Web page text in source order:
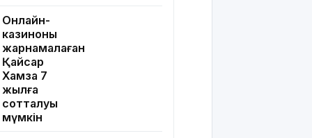
Онлайн-
казиноны
жарнамалаған
Қайсар
Хамза 7
жылға
сотталуы
мүмкін